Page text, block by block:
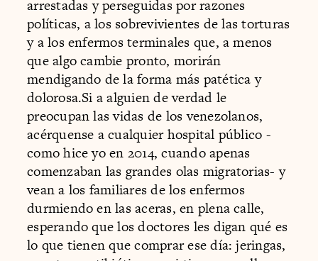
arrestadas y perseguidas por razones
políticas, a los sobrevivientes de las torturas
y a los enfermos terminales que, a menos
que algo cambie pronto, morirán
mendigando de la forma más patética y
dolorosa.Si a alguien de verdad le
preocupan las vidas de los venezolanos,
acérquense a cualquier hospital público -
como hice yo en 2014, cuando apenas
comenzaban las grandes olas migratorias- y
vean a los familiares de los enfermos
durmiendo en las aceras, en plena calle,
esperando que los doctores les digan qué es
lo que tienen que comprar ese día: jeringas,